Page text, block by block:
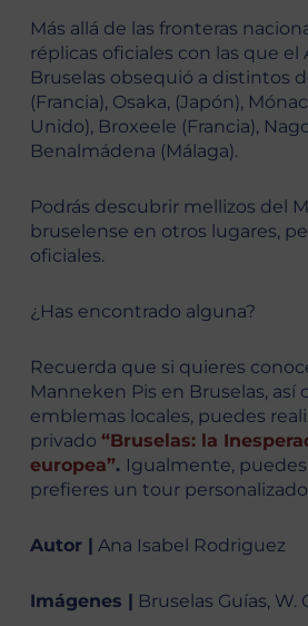
Más allá de las fronteras
réplicas oficiales con las que
Bruselas obsequió a distintos
(Francia), Osaka, (Japón),
Unido), Broxeele (Francia),
Benalmádena (Málaga).
Podrás descubrir mellizos del
bruselense en otros lugares,
oficiales.
¿Has encontrado alguna?
Recuerda que si quieres
Manneken Pis en Bruselas, así
emblemas locales, puedes
privado “Bruselas: la
europea”. Igualmente, puedes
prefieres un tour
Autor | Ana Isabel Rodriguez
Imágenes | Bruselas Guías, W.